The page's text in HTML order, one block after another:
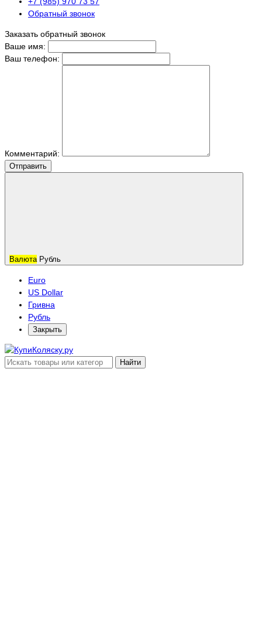
Обратный звонок
Заказать обратный звонок
Ваше имя:
Ваш телефон:
Комментарий:
Отправить
Валюта Рубль
Euro
US Dollar
Гривна
Рубль
Закрыть
Найти